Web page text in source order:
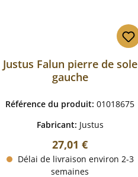
Justus Falun pierre de sole
gauche
Référence du produit:01018675
Fabricant: Justus
Prix régulier :
27,01 €
Délai de livraison environ 2-3
semaines